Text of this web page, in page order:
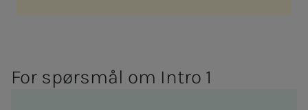
For spørs­­­mål om In­­­tro 1